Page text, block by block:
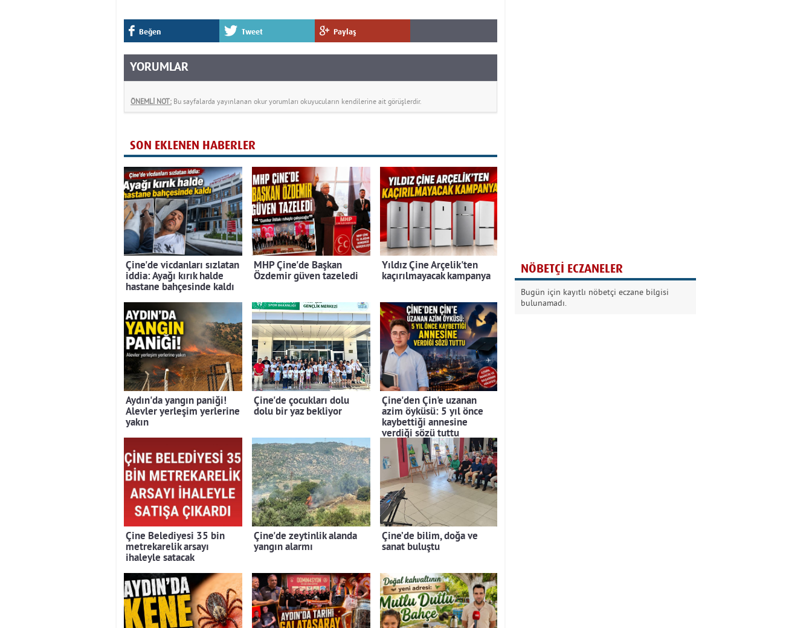
Beğen Tweet Paylaş
YORUMLAR
ÖNEMLİ NOT: Bu sayfalarda yayınlanan okur yorumları okuyucuların kendilerine ait görüşlerdir.
SON EKLENEN HABERLER
Çine'de vicdanları sızlatan
iddia: Ayağı kırık halde
hastane bahçesinde kaldı
MHP Çine'de Başkan
Özdemir güven tazeledi
Yıldız Çine Arçelik'ten
kaçırılmayacak kampanya
Aydın'da yangın paniği!
Alevler yerleşim yerlerine
yakın
Çine'de çocukları dolu
dolu bir yaz bekliyor
Çine'den Çin'e uzanan
azim öyküsü: 5 yıl önce
kaybettiği annesine
verdiği sözü tuttu
Çine Belediyesi 35 bin
metrekarelik arsayı
ihaleyle satacak
Çine'de zeytinlik alanda
yangın alarmı
Çine’de bilim, doğa ve
sanat buluştu
Kurban Bayramında
Dikkat!
NÖBETÇİ ECZANELER
Bugün için kayıtlı nöbetçi eczane bilgisi
bulunamadı.